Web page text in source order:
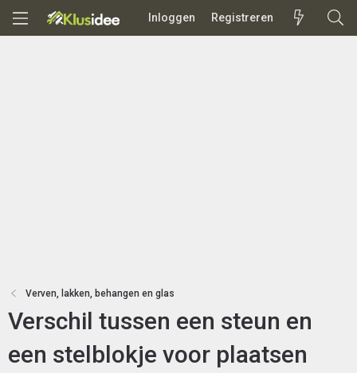
Inloggen Registreren
Verven, lakken, behangen en glas
Verschil tussen een steun en
een stelblokje voor plaatsen